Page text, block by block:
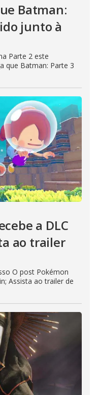
Batman:
junto à
Parte 2 este
que Batman: Parte 3
a DLC
ao trailer
O post Pokémon
Assista ao trailer de